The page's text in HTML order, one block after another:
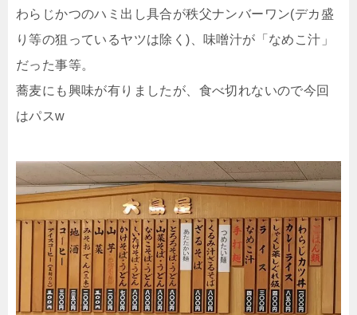
わらじかつのハミ出し具合が秩父ナンバーワン(デカ盛
り等の狙っているヤツは除く)、味噌汁が「なめこ汁」
だった事等。
蕎麦にも興味が有りましたが、食べ切れないので今回
はパスw